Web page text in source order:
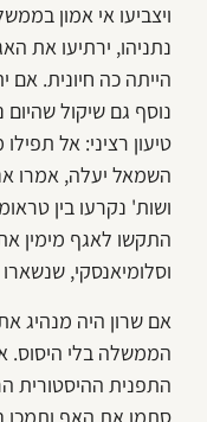
ויצביעו אי אמון
נתניהו, ירתיעו את
הייתה כה חיונית. אם
נוסף גם שיקול
טיעון רציני: אל
השמאל יעלה, אמרו
ושות' נקרעו בין
התקשו לאגף מימין
וסלומיאנסקי,
אם שרון היה מנהיג
הממשלה בלי היסוס.
התפנית ההיסטורית
סתמו את האף ותמכו